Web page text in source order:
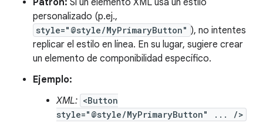
Patrón: Si un elemento XML usa un estilo
personalizado (p.ej.,
style="@style/MyPrimaryButton" ), no intentes
replicar el estilo en línea. En su lugar, sugiere crear
un elemento de componibilidad específico.
Ejemplo:
XML: <Button
style="@style/MyPrimaryButton" ... />